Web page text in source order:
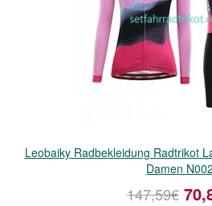
Leobaiky Radbekleidung Radtrikot
Damen N002
147,59€